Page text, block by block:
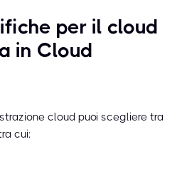
per il cloud
in Cloud
cloud puoi scegliere tra
cui: